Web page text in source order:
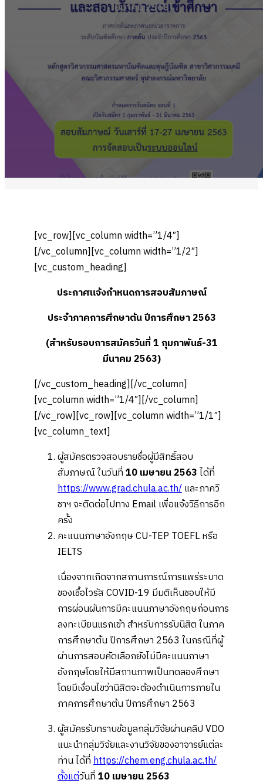
มีนาคม 2563)
[vc_row][vc_column width=”1/4″]
[/vc_column][vc_column width=”1/2″]
[vc_custom_heading]
ประกาศแจ้งกำหนดการสอบสัมภาษณ์
ประจำภาคการศึกษาต้น ปีการศึกษา 2563
(สำหรับรอบการสมัครวันที่ 1กุมภาพันธ์-31
มีนาคม 2563)
[/vc_custom_heading][/vc_column]
[vc_column width=”1/4″][/vc_column]
[/vc_row][vc_row][vc_column width=”1/1″]
[vc_column_text]
ผู้สมัครตรวจสอบรายชื่อผู้มีสิทธิ์สอบ
สัมภาษณ์ ในวันที่10 เมษายน 2563ได้ที่
https://www.grad.chula.ac.th/และภาควิ
ชาฯ จะติดต่อไปทาง Email เพื่อแจ้งวิธีการอีก
ครั้ง
คะแนนภาษาอังกฤษ CU-TEP TOEFL หรือ
IELTS
เนื่องจากเกิดจากสถานการณ์การแพร่ระบาด
ของเชื้อไวรัส COVID-19 มีมติเห็นชอบให้มี
การผ่อนผันการมีคะแนนภาษาอังกฤษก่อนการ
ลงทะเบียนแรกเข้า สำหรับการรับนิสิต ในภาค
การศึกษาต้น ปีการศึกษา 2563 ในกรณีที่ผู้
ผ่านการสอบคัดเลือกยังไม่มีคะแนนภาษา
อังกฤษโดยให้มีสถานภาพเป็นทดลองศึกษา
โดยมีเงื่อนไขว่านิสิตจะต้องดำเนินการภายใน
ภาคการศึกษาต้น ปีการศึกษา 2563
ผู้สมัครรับทราบข้อมูลกลุ่มวิจัยผ่านคลิป VDO
แนะนำกลุ่มวิจัยและงานวิจัยของอาจารย์แต่ละ
ท่าน ได้ที่https://chem.eng.chula.ac.th/
ตั้งแต่วันที่10 เมษายน 2563